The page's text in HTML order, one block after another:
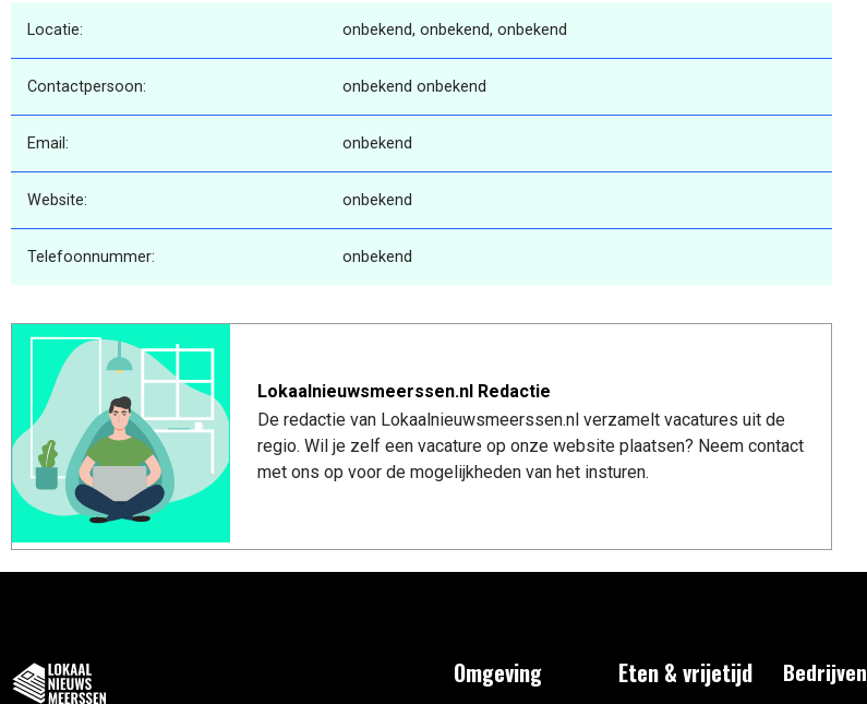
Locatie: onbekend, onbekend, onbekend
Contactpersoon: onbekend onbekend
Email: onbekend
Website: onbekend
Telefoonnummer: onbekend
Lokaalnieuwsmeerssen.nl Redactie
De redactie van Lokaalnieuwsmeerssen.nl verzamelt vacatures uit de
regio. Wil je zelf een vacature op onze website plaatsen? Neem contact
met ons op voor de mogelijkheden van het insturen.
Omgeving Eten & vrijetijd Bedrijven